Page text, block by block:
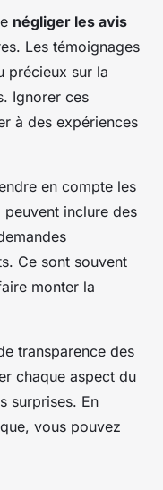
négliger les avis
Les témoignages
précieux sur la
Ignorer ces
à des expériences
en compte les
inclure des
Ce sont souvent
monter la
transparence des
chaque aspect du
surprises. En
vous pouvez